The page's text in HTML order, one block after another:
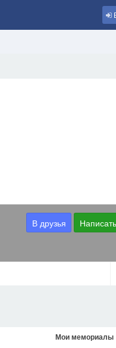
В друзья
Мои мемориалы